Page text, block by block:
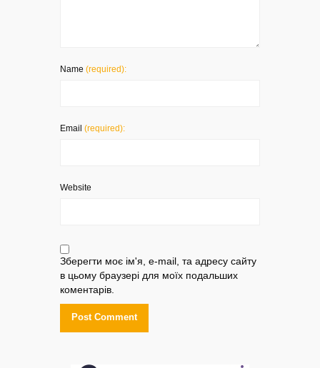
Name (required):
Email (required):
Website
Зберегти моє ім'я, e-mail, та адресу сайту
в цьому браузері для моїх подальших
коментарів.